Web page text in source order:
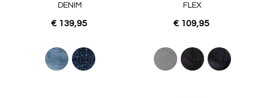
DENIM
€ 139,95
FLEX
€ 109,95